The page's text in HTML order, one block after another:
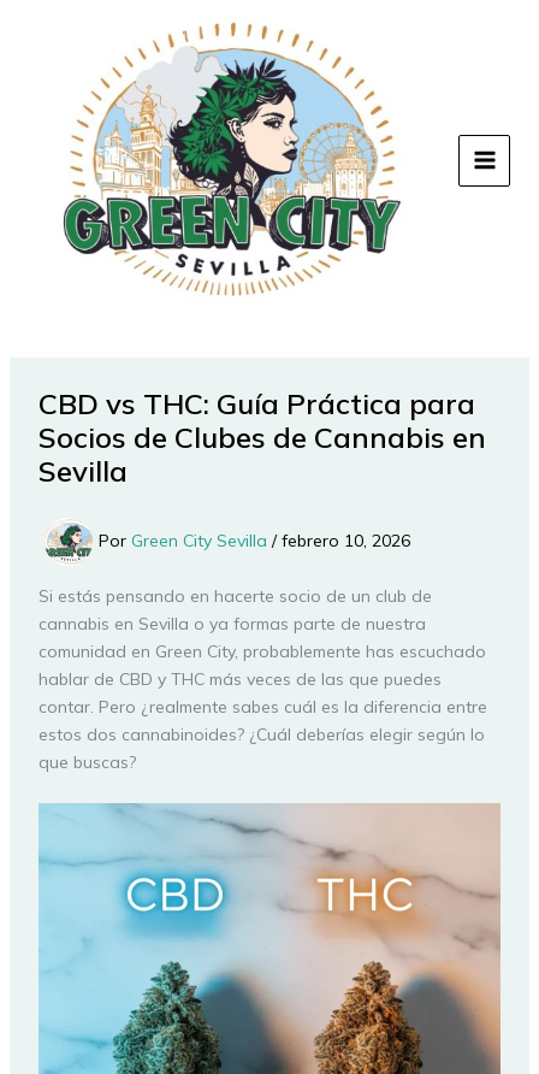
CBD vs THC: Guía Práctica para
Socios de Clubes de Cannabis en
Sevilla
Por Green City Sevilla /febrero 10, 2026
Si estás pensando en hacerte socio de un club de
cannabis en Sevilla o ya formas parte de nuestra
comunidad en Green City, probablemente has escuchado
hablar de CBD y THC más veces de las que puedes
contar. Pero ¿realmente sabes cuál es la diferencia entre
estos dos cannabinoides? ¿Cuál deberías elegir según lo
que buscas?